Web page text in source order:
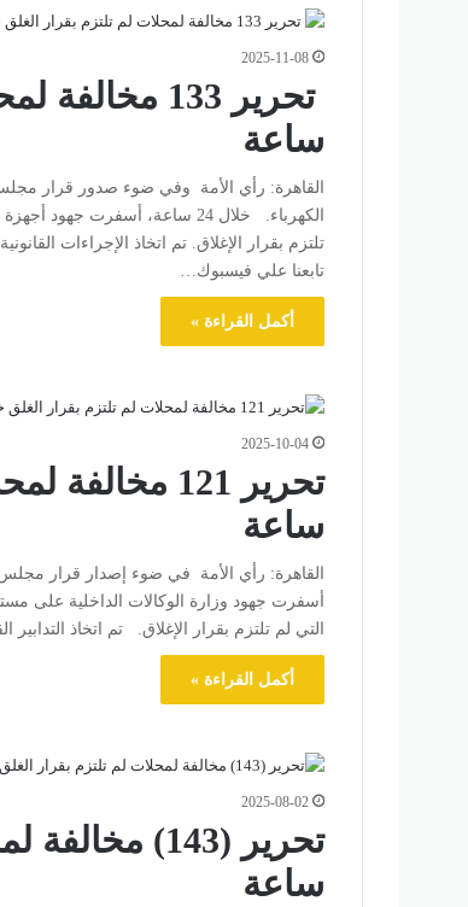
2025-11-08
ساعة
القاهرة: رأي الأمة وفي ضوء صدور قرار مجلس
تلتزم بقرار الإغلاق. تم اتخاذ الإجراءات
تابعنا علي فيسبوك…
أكمل القراءة »
2025-10-04
ساعة
القاهرة: رأي الأمة في ضوء إصدار قرار مجلس
التي لم تلتزم بقرار الإغلاق. تم اتخاذ التدابير
أكمل القراءة »
2025-08-02
ساعة